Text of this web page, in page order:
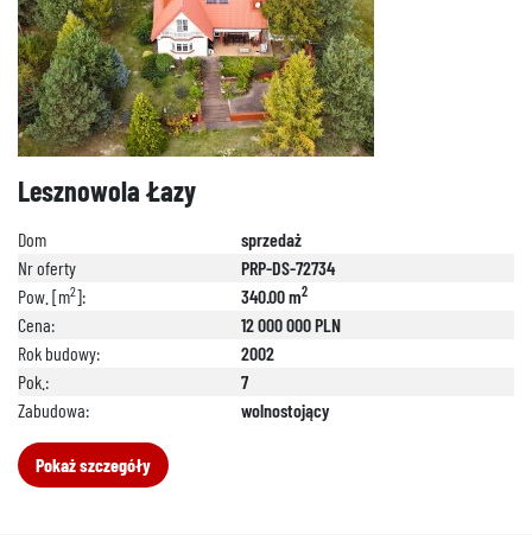
Lesznowola Łazy
Dom
sprzedaż
Nr oferty
PRP-DS-72734
Pow. [m2]: 340.00 m2
Cena:
12 000 000 PLN
Rok budowy:
2002
Pok.:
7
Zabudowa:
wolnostojący
Pokaż szczegóły